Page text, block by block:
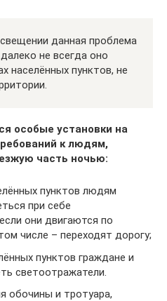
данная проблема
не всегда оно
населённых пунктов, не
особые установки на
к людям,
часть ночью:
пунктов людям
при себе
они двигаются по
числе – переходят дорогу;
пунктов граждане и
светоотражатели.
обочины и тротуара,